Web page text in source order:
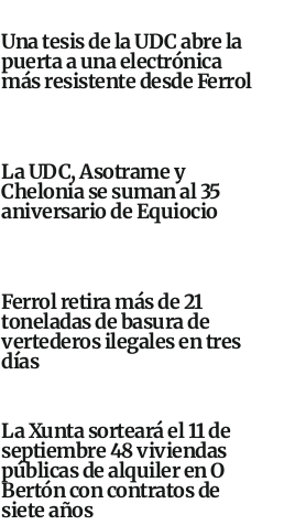
Una tesis de la UDC abre la
puerta a una electrónica
más resistente desde Ferrol
La UDC, Asotrame y
Chelonia se suman al 35
aniversario de Equiocio
Ferrol retira más de 21
toneladas de basura de
vertederos ilegales en tres
días
La Xunta sorteará el 11 de
septiembre 48 viviendas
públicas de alquiler en O
Bertón con contratos de
siete años